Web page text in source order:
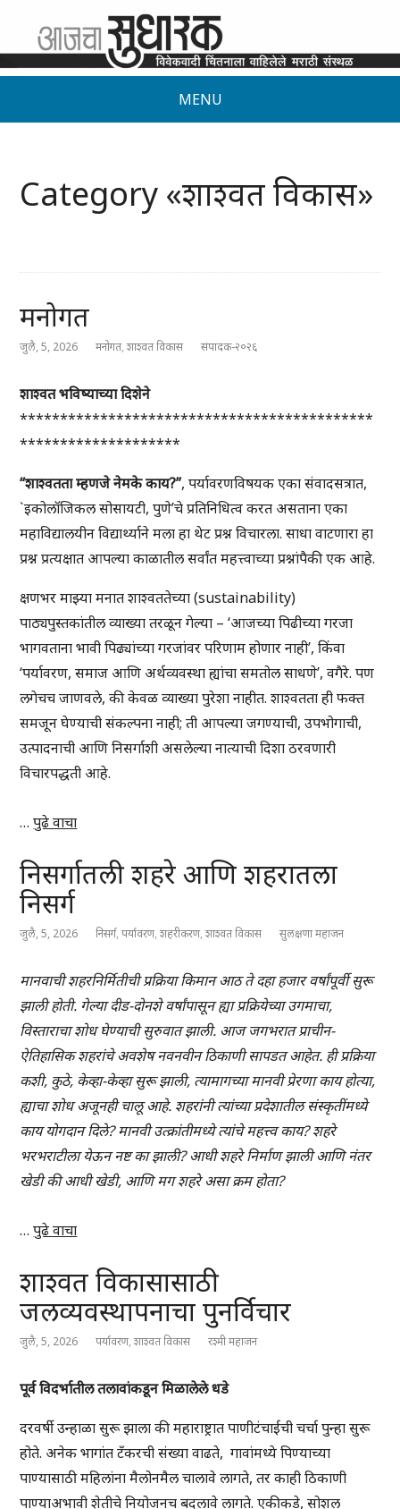
MENU
Category «शाश्वत विकास»
मनोगत
जुलै, 5, 2026 मनोगत,शाश्वत विकास संपादक-२०२६
शाश्वत भविष्याच्या दिशेने
********************************************
********************
“शाश्वतता म्हणजे नेमके काय?”, पर्यावरणविषयक एका संवादसत्रात,
`इकोलॉजिकल सोसायटी, पुणे’चे प्रतिनिधित्व करत असताना एका
महाविद्यालयीन विद्यार्थ्याने मला हा थेट प्रश्न विचारला. साधा वाटणारा हा
प्रश्न प्रत्यक्षात आपल्या काळातील सर्वांत महत्त्वाच्या प्रश्नांपैकी एक आहे.
क्षणभर माझ्या मनात शाश्वततेच्या (sustainability)
पाठ्यपुस्तकांतील व्याख्या तरळून गेल्या – ‘आजच्या पिढीच्या गरजा
भागवताना भावी पिढ्यांच्या गरजांवर परिणाम होणार नाही’, किंवा
‘पर्यावरण, समाज आणि अर्थव्यवस्था ह्यांचा समतोल साधणे’, वगैरे. पण
लगेचच जाणवले, की केवळ व्याख्या पुरेशा नाहीत. शाश्वतता ही फक्त
समजून घेण्याची संकल्पना नाही; ती आपल्या जगण्याची, उपभोगाची,
उत्पादनाची आणि निसर्गाशी असलेल्या नात्याची दिशा ठरवणारी
विचारपद्धती आहे.
…पुढे वाचा
निसर्गातली शहरे आणि शहरातला
निसर्ग
जुलै, 5, 2026 निसर्ग,पर्यावरण,शहरीकरण,शाश्वत विकास सुलक्षणा महाजन
मानवाची शहरनिर्मितीची प्रक्रिया किमान आठ ते दहा हजार वर्षांपूर्वी सुरू
झाली होती. गेल्या दीड-दोनशे वर्षांपासून ह्या प्रक्रियेच्या उगमाचा,
विस्ताराचा शोध घेण्याची सुरुवात झाली. आज जगभरात प्राचीन-
ऐतिहासिक शहरांचे अवशेष नवनवीन ठिकाणी सापडत आहेत. ही प्रक्रिया
कशी, कुठे, केव्हा-केव्हा सुरू झाली, त्यामागच्या मानवी प्रेरणा काय होत्या,
ह्याचा शोध अजूनही चालू आहे. शहरांनी त्यांच्या प्रदेशातील संस्कृतींमध्ये
काय योगदान दिले? मानवी उत्क्रांतीमध्ये त्यांचे महत्त्व काय? शहरे
भरभराटीला येऊन नष्ट का झाली? आधी शहरे निर्माण झाली आणि नंतर
खेडी की आधी खेडी, आणि मग शहरे असा क्रम होता?
…पुढे वाचा
शाश्वत विकासासाठी
जलव्यवस्थापनाचा पुनर्विचार
जुलै, 5, 2026 पर्यावरण,शाश्वत विकास रश्मी महाजन
पूर्व विदर्भातील तलावांकडून मिळालेले धडे
दरवर्षी उन्हाळा सुरू झाला की महाराष्ट्रात पाणीटंचाईची चर्चा पुन्हा सुरू
होते. अनेक भागांत टँकरची संख्या वाढते, गावांमध्ये पिण्याच्या
पाण्यासाठी महिलांना मैलोनमैल चालावे लागते, तर काही ठिकाणी
पाण्याअभावी शेतीचे नियोजनच बदलावे लागते. एकीकडे, सोशल